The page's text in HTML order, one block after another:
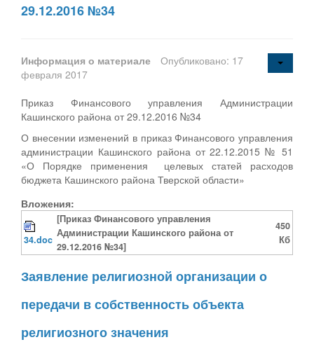
29.12.2016 №34
Информация о материале
Опубликовано: 17
февраля 2017
Приказ Финансового управления Администрации
Кашинского района от 29.12.2016 №34
О внесении изменений в приказ Финансового управления
администрации Кашинского района от 22.12.2015 № 51
«О Порядке применения целевых статей расходов
бюджета Кашинского района Тверской области»
Вложения:
34.doc
[Приказ Финансового управления
Администрации Кашинского района от
29.12.2016 №34]
450
Кб
Заявление религиозной организации о
передачи в собственность объекта
религиозного значения